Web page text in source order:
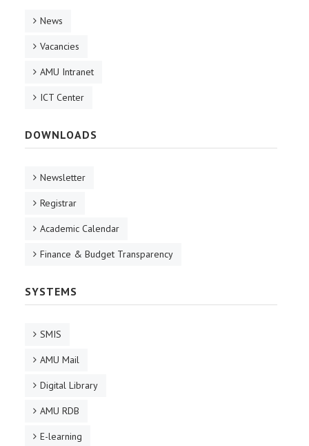
News
Vacancies
AMU Intranet
ICT Center
DOWNLOADS
Newsletter
Registrar
Academic Calendar
Finance & Budget Transparency
SYSTEMS
SMIS
AMU Mail
Digital Library
AMU RDB
E-learning